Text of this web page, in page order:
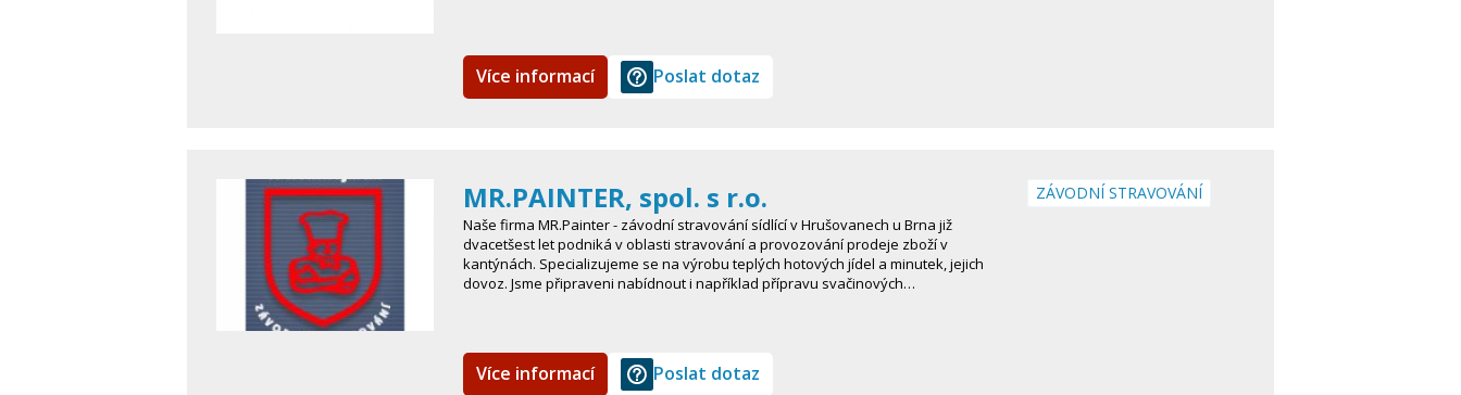
Více informací Poslat dotaz
MR.PAINTER, spol. s r.o.
Naše firma MR.Painter - závodní stravování sídlící v Hrušovanech u Brna již
dvacetšest let podniká v oblasti stravování a provozování prodeje zboží v
kantýnách. Specializujeme se na výrobu teplých hotových jídel a minutek, jejich
dovoz. Jsme připraveni nabídnout i například přípravu svačinových…
ZÁVODNÍ STRAVOVÁNÍ
Více informací Poslat dotaz